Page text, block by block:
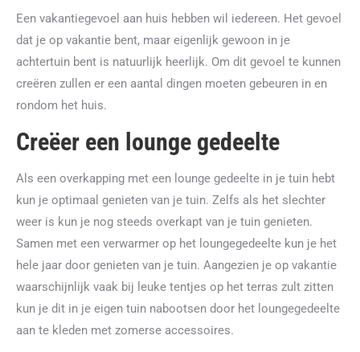
Een vakantiegevoel aan huis hebben wil iedereen. Het gevoel
dat je op vakantie bent, maar eigenlijk gewoon in je
achtertuin bent is natuurlijk heerlijk. Om dit gevoel te kunnen
creëren zullen er een aantal dingen moeten gebeuren in en
rondom het huis.
Creëer een lounge gedeelte
Als een overkapping met een lounge gedeelte in je tuin hebt
kun je optimaal genieten van je tuin. Zelfs als het slechter
weer is kun je nog steeds overkapt van je tuin genieten.
Samen met een verwarmer op het loungegedeelte kun je het
hele jaar door genieten van je tuin. Aangezien je op vakantie
waarschijnlijk vaak bij leuke tentjes op het terras zult zitten
kun je dit in je eigen tuin nabootsen door het loungegedeelte
aan te kleden met zomerse accessoires.